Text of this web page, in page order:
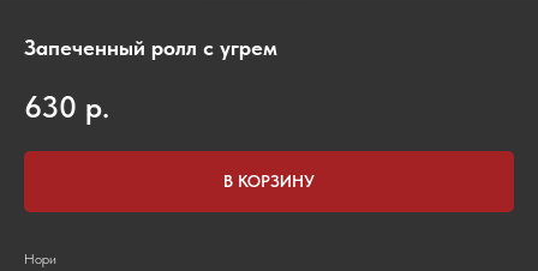
Запеченный ролл с угрем
630 р.
В КОРЗИНУ
Нори